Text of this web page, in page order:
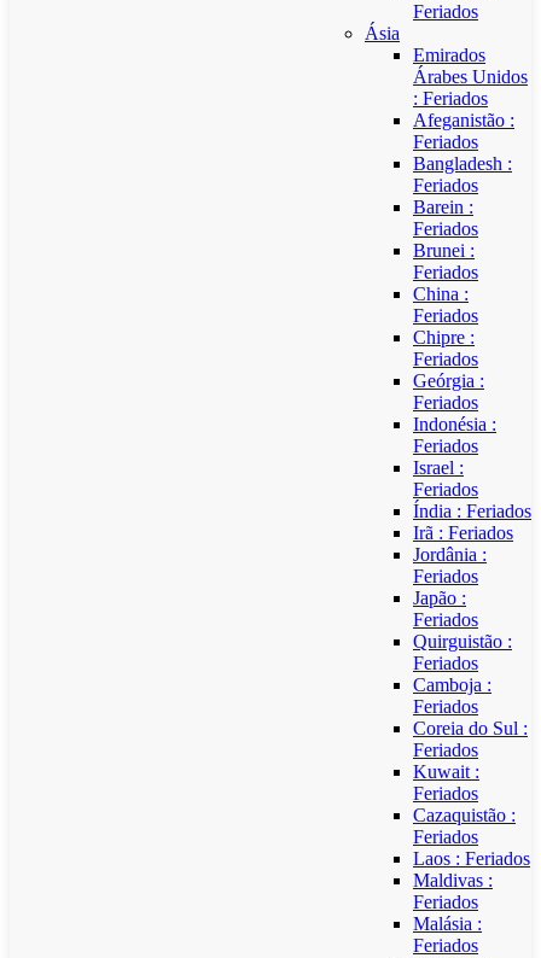
Feriados
Ásia
Emirados
Árabes Unidos
: Feriados
Afeganistão :
Feriados
Bangladesh :
Feriados
Barein :
Feriados
Brunei :
Feriados
China :
Feriados
Chipre :
Feriados
Geórgia :
Feriados
Indonésia :
Feriados
Israel :
Feriados
Índia : Feriados
Irã : Feriados
Jordânia :
Feriados
Japão :
Feriados
Quirguistão :
Feriados
Camboja :
Feriados
Coreia do Sul :
Feriados
Kuwait :
Feriados
Cazaquistão :
Feriados
Laos : Feriados
Maldivas :
Feriados
Malásia :
Feriados